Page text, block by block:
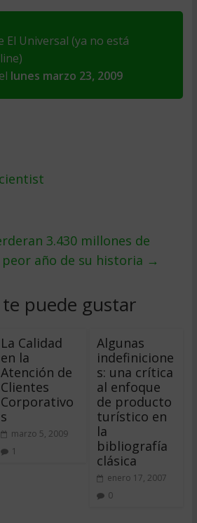
El Universal (ya no está
lunes marzo 23, 2009
3.430 millones de
peor año de su historia →
puede gustar
La Calidad
en la
Atención de
Clientes
Corporativo
s
marzo 5, 2009
1
Algunas
indefinicione
s: una crítica
al enfoque
de producto
turístico en
la
bibliografía
clásica
enero 17, 2007
0